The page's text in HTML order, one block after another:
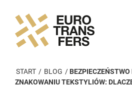
START / BLOG /
ZNAKOWANIU TEKSTYLIÓW: